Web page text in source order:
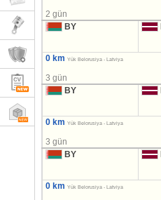
2 gün
BY
0 km Yük Belorusiya - Latviya
3 gün
BY
0 km Yük Belorusiya - Latviya
3 gün
BY
0 km Yük Belorusiya - Latviya